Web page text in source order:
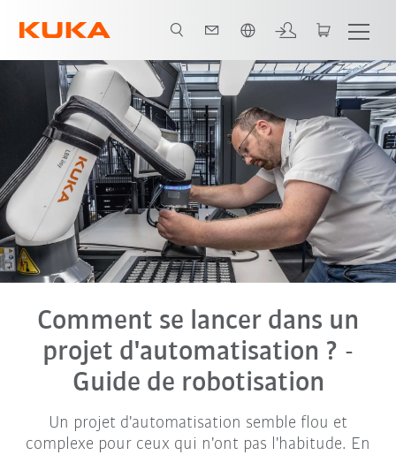
de robotisation Soyez accompagné par des experts
Comment se lancer dans un
projet d'automatisation ? -
Guide de robotisation
Un projet d'automatisation semble flou et
complexe pour ceux qui n'ont pas l'habitude. En